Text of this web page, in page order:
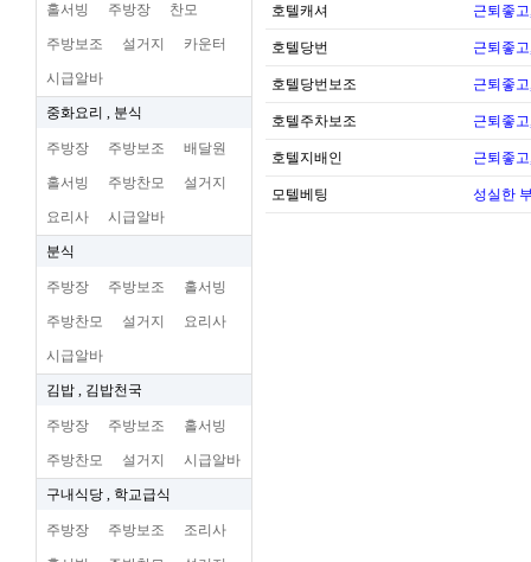
홀서빙 주방장 찬모
주방보조 설거지 카운터
시급알바
중화요리 , 분식
주방장 주방보조 배달원
홀서빙 주방찬모 설거지
요리사 시급알바
분식
주방장 주방보조 홀서빙
주방찬모 설거지 요리사
시급알바
김밥 , 김밥천국
주방장 주방보조 홀서빙
주방찬모 설거지 시급알바
구내식당 , 학교급식
주방장 주방보조 조리사
호텔캐셔 근퇴좋
호텔당번 근퇴좋
호텔당번보조 근퇴좋
호텔주차보조 근퇴좋
호텔지배인 근퇴좋
모텔베팅 성실한